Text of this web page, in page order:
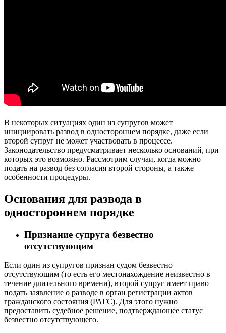
В некоторых ситуациях один из супругов может
инициировать развод в одностороннем порядке, даже если
второй супруг не может участвовать в процессе.
Законодательство предусматривает несколько оснований, при
которых это возможно. Рассмотрим случаи, когда можно
подать на развод без согласия второй стороны, а также
особенности процедуры.
Основания для развода в
одностороннем порядке
Признание супруга безвестно
отсутствующим
Если один из супругов признан судом безвестно
отсутствующим (то есть его местонахождение неизвестно в
течение длительного времени), второй супруг имеет право
подать заявление о разводе в орган регистрации актов
гражданского состояния (РАГС). Для этого нужно
предоставить судебное решение, подтверждающее статус
безвестно отсутствующего.